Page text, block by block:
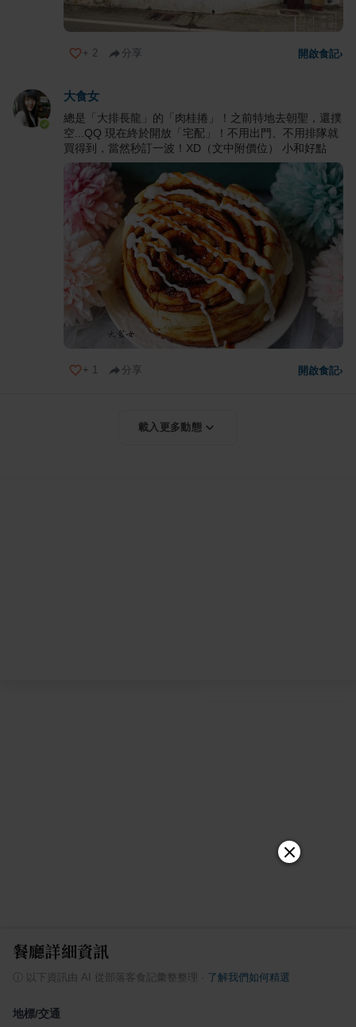
+ 2 分享 開啟食記›
大食女
總是「大排長龍」的「肉桂捲」！之前特地去朝聖，還撲
空...QQ 現在終於開放「宅配」！不用出門、不用排隊就
買得到，當然秒訂一波！XD（文中附價位） 小和好點
+ 1 分享 開啟食記›
載入更多動態
餐廳詳細資訊
以下資訊由 AI 從部落客食記彙整整理 了解我們如何精選
地標/交通